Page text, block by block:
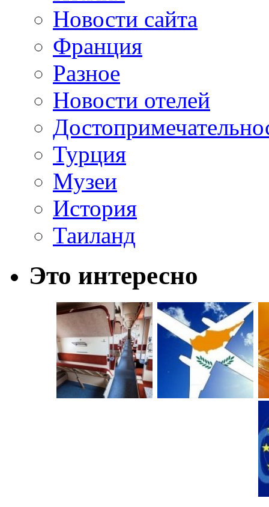
Новости сайта
Франция
Разное
Новости отелей
Турция
Музеи
История
Таиланд
Это интересно